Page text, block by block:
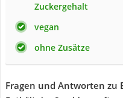
Zuckergehalt
vegan
ohne Zusätze
Fragen und Antworten zu